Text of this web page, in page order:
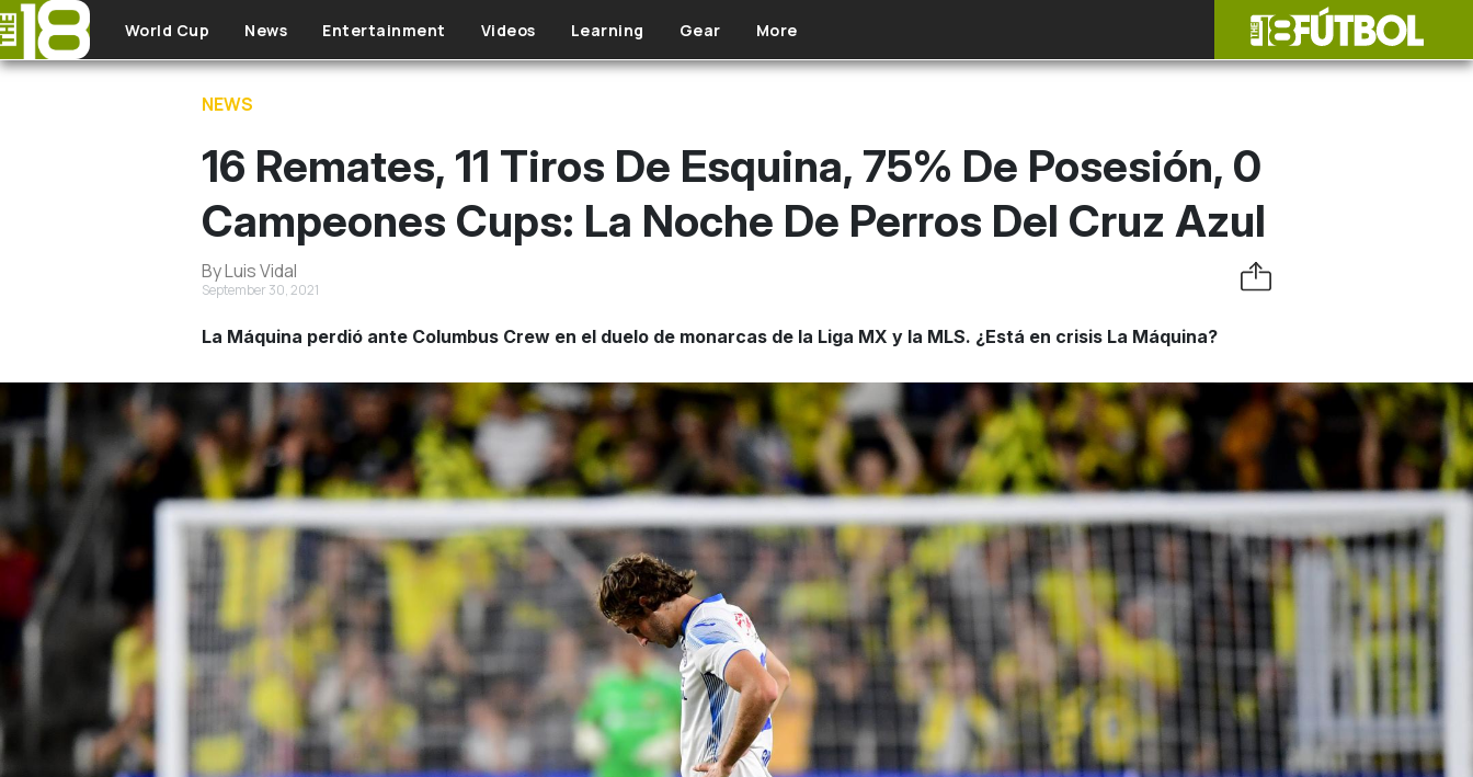
Skip to main content
World Cup News Entertainment Videos Learning Gear More
NEWS
16 Remates, 11 Tiros De Esquina, 75% De Posesión, 0
Campeones Cups: La Noche De Perros Del Cruz Azul
By Luis Vidal
September 30, 2021
La Máquina perdió ante Columbus Crew en el duelo de monarcas de la Liga MX y la MLS. ¿Está en crisis La Máquina?